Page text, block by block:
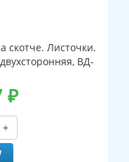
Листочки.
ВД-
₽
+